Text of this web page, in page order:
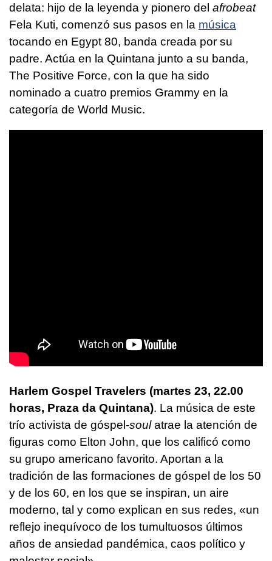
delata: hijo de la leyenda y pionero del afrobeat
Fela Kuti, comenzó sus pasos en la música
tocando en Egypt 80, banda creada por su
padre. Actúa en la Quintana junto a su banda,
The Positive Force, con la que ha sido
nominado a cuatro premios Grammy en la
categoría de World Music.
Harlem Gospel Travelers (martes 23, 22.00
horas, Praza da Quintana). La música de este
trío activista de góspel-soulatrae la atención de
figuras como Elton John, que los calificó como
su grupo americano favorito. Aportan a la
tradición de las formaciones de góspel de los 50
y de los 60, en los que se inspiran, un aire
moderno, tal y como explican en sus redes, «un
reflejo inequívoco de los tumultuosos últimos
años de ansiedad pandémica, caos político y